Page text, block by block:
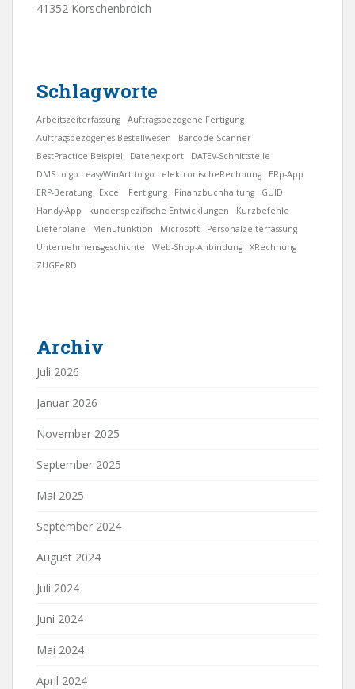
41352 Korschenbroich
Schlagworte
Arbeitszeiterfassung
Auftragsbezogene Fertigung
Auftragsbezogenes Bestellwesen
Barcode-Scanner
BestPractice Beispiel
Datenexport
DATEV-Schnittstelle
DMS to go
easyWinArt to go elektronischeRechnung
ERp-App
ERP-Beratung
Excel Fertigung Finanzbuchhaltung
GUID
Handy-App
kundenspezifische Entwicklungen
Kurzbefehle
Lieferpläne
Menüfunktion Microsoft
Personalzeiterfassung
Unternehmensgeschichte
Web-Shop-Anbindung
XRechnung
ZUGFeRD
Archiv
Juli 2026
Januar 2026
November 2025
September 2025
Mai 2025
September 2024
August 2024
Juli 2024
Juni 2024
Mai 2024
April 2024